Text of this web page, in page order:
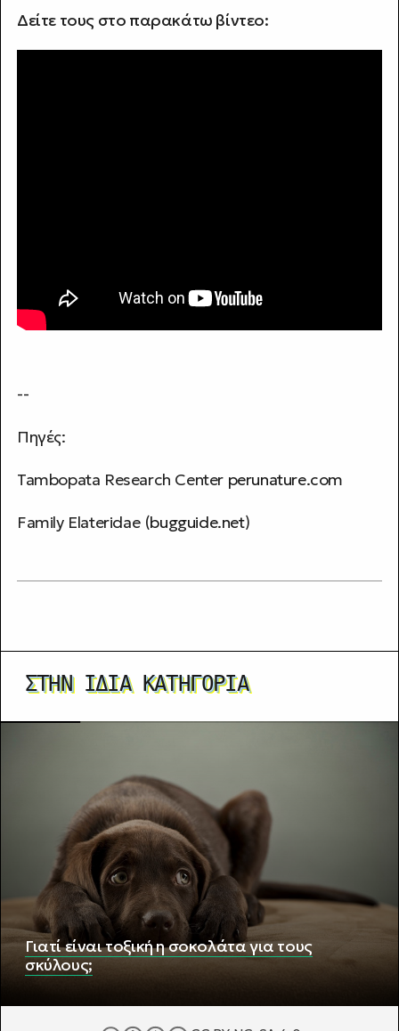
Δείτε τους στο παρακάτω βίντεο:
--
Πηγές:
Tambopata Research Center perunature.com
Family Elateridae (bugguide.net)
ΣΤΗΝ ΊΔΙΑ ΚΑΤΗΓΟΡΊΑ
Γιατί είναι τοξική η σοκολάτα για τους
σκύλους;